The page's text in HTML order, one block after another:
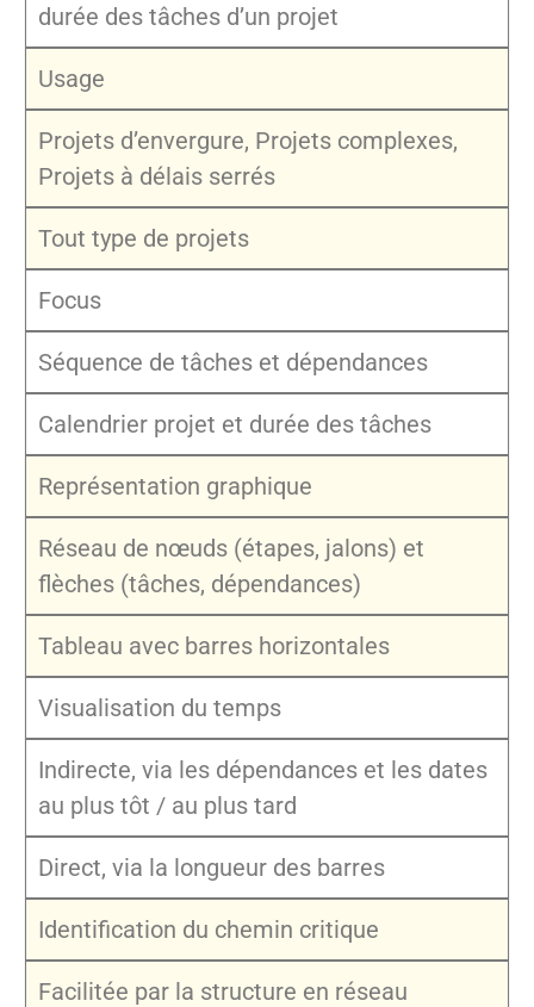
durée des tâches d’un projet
Usage
Projets d’envergure, Projets complexes,
Projets à délais serrés
Tout type de projets
Focus
Séquence de tâches et dépendances
Calendrier projet et durée des tâches
Représentation graphique
Réseau de nœuds (étapes, jalons) et
flèches (tâches, dépendances)
Tableau avec barres horizontales
Visualisation du temps
Indirecte, via les dépendances et les dates
au plus tôt / au plus tard
Direct, via la longueur des barres
Identification du chemin critique
Facilitée par la structure en réseau